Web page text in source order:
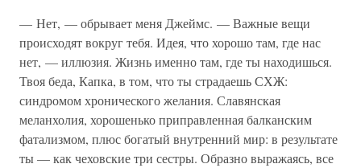
— Нет, — обрывает меня Джеймс. — Важные вещи
происходят вокруг тебя. Идея, что хорошо там, где нас
нет, — иллюзия. Жизнь именно там, где ты находишься.
Твоя беда, Капка, в том, что ты страдаешь СХЖ:
синдромом хронического желания. Славянская
меланхолия, хорошенько приправленная балканским
фатализмом, плюс богатый внутренний мир: в результате
ты — как чеховские три сестры. Образно выражаясь, все